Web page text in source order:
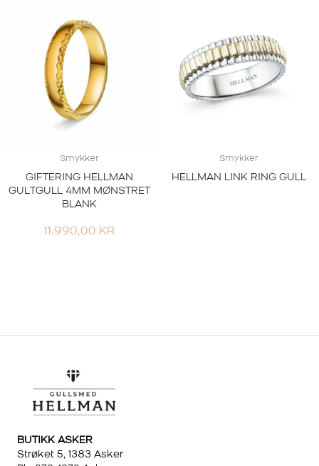
Smykker
GIFTERING HELLMAN
GULTGULL 4MM MØNSTRET
BLANK
11.990,00 KR
Smykker
HELLMAN LINK RING GULL
BUTIKK ASKER
Strøket 5, 1383 Asker